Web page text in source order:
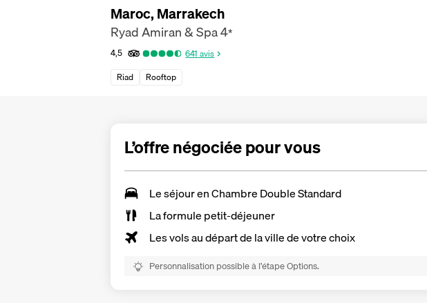
Maroc, Marrakech
Ryad Amiran & Spa4*
4,5 641 avis
Riad
Rooftop
L’offre négociée pour vous
Le séjour enChambre Double Standard
La formule petit-déjeuner
Les vols au départ de la ville de votre choix
Personnalisation possible à l’étape Options.